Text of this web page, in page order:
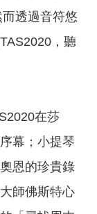
透過音符悠
，聽
在莎
幕；小提琴
恩的珍貴錄
師佛斯特心